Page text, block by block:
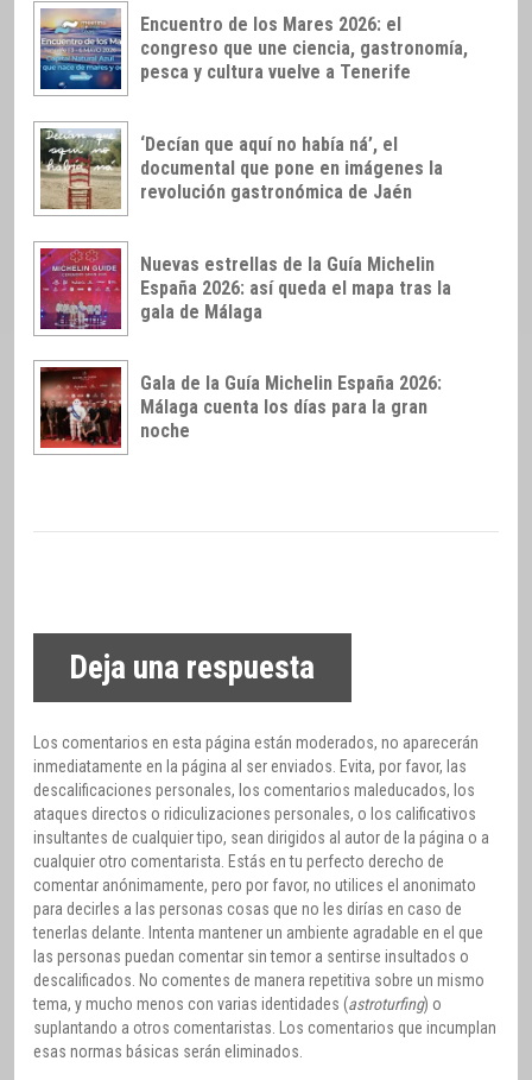
Encuentro de los Mares 2026: el
congreso que une ciencia, gastronomía,
pesca y cultura vuelve a Tenerife
‘Decían que aquí no había ná’, el
documental que pone en imágenes la
revolución gastronómica de Jaén
Nuevas estrellas de la Guía Michelin
España 2026: así queda el mapa tras la
gala de Málaga
Gala de la Guía Michelin España 2026:
Málaga cuenta los días para la gran
noche
Deja una respuesta
Los comentarios en esta página están moderados, no aparecerán
inmediatamente en la página al ser enviados. Evita, por favor, las
descalificaciones personales, los comentarios maleducados, los
ataques directos o ridiculizaciones personales, o los calificativos
insultantes de cualquier tipo, sean dirigidos al autor de la página o a
cualquier otro comentarista. Estás en tu perfecto derecho de
comentar anónimamente, pero por favor, no utilices el anonimato
para decirles a las personas cosas que no les dirías en caso de
tenerlas delante. Intenta mantener un ambiente agradable en el que
las personas puedan comentar sin temor a sentirse insultados o
descalificados. No comentes de manera repetitiva sobre un mismo
tema, y mucho menos con varias identidades (astroturfing) o
suplantando a otros comentaristas. Los comentarios que incumplan
esas normas básicas serán eliminados.